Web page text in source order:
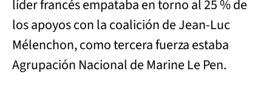
líder francés empataba en torno al 25 % de
los apoyos con la coalición de Jean-Luc
Mélenchon, como tercera fuerza estaba
Agrupación Nacional de Marine Le Pen.